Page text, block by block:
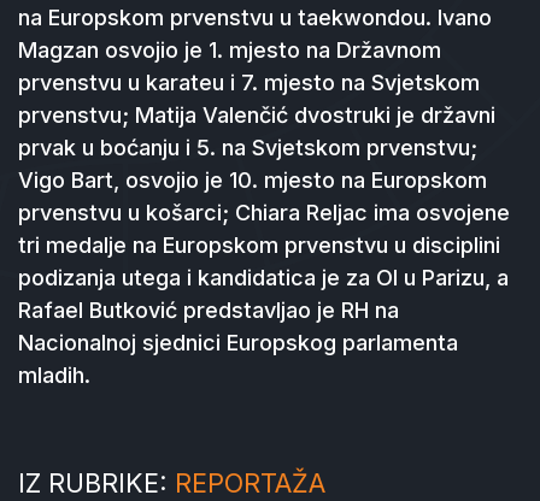
na Europskom prvenstvu u taekwondou. Ivano
Magzan osvojio je 1. mjesto na Državnom
prvenstvu u karateu i 7. mjesto na Svjetskom
prvenstvu; Matija Valenčić dvostruki je državni
prvak u boćanju i 5. na Svjetskom prvenstvu;
Vigo Bart, osvojio je 10. mjesto na Europskom
prvenstvu u košarci; Chiara Reljac ima osvojene
tri medalje na Europskom prvenstvu u disciplini
podizanja utega i kandidatica je za OI u Parizu, a
Rafael Butković predstavljao je RH na
Nacionalnoj sjednici Europskog parlamenta
mladih.
IZ RUBRIKE: REPORTAŽA